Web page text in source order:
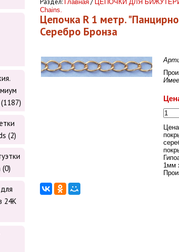
(2)
(0)
24К
Раздел: Главная / ЦЕПОЧКИ ДЛЯ
Chains.
Цепочка R 1 метр.
Серебро Бронза
1мм